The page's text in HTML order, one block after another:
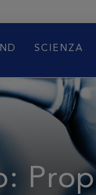
SCIENZA